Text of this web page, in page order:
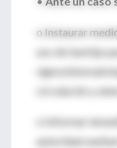
o Instaurar
uso de barbijo
circulación y
o Informar
autoridad